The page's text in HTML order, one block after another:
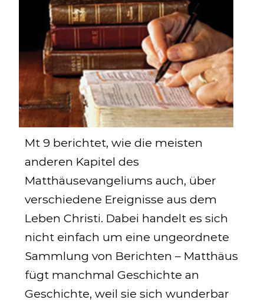
Mt 9 berichtet, wie die meisten
anderen Kapitel des
Matthäusevangeliums auch, über
verschiedene Ereignisse aus dem
Leben Christi. Dabei handelt es sich
nicht einfach um eine ungeordnete
Sammlung von Berichten – Matthäus
fügt manchmal Geschichte an
Geschichte, weil sie sich wunderbar